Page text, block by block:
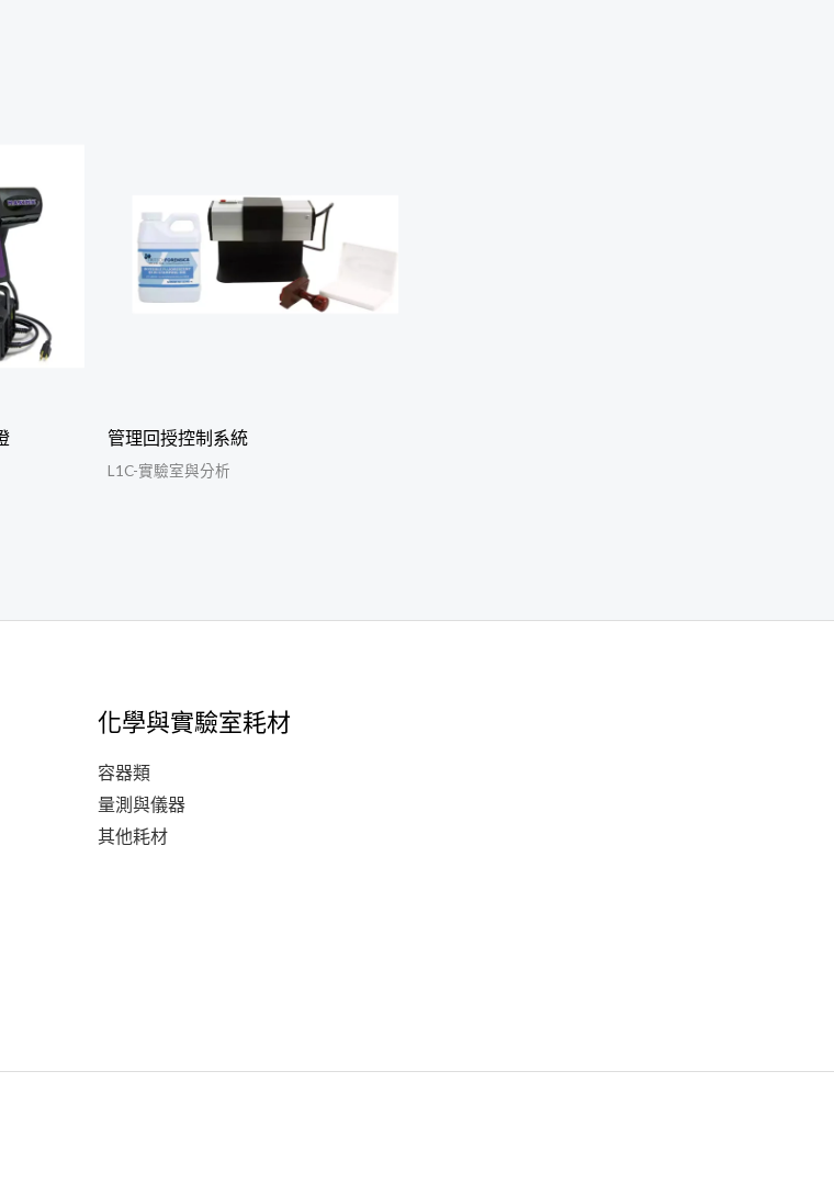
管理回授控制系統
L1C-實驗室與分析
化學與實驗室耗材
容器類
量測與儀器
其他耗材